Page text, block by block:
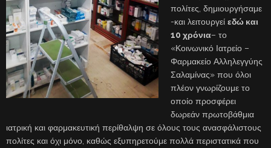
πολίτες, δημιουργήσαμε
-και λειτουργεί εδώ και
10 χρόνια– το
«Κοινωνικό Ιατρείο –
Φαρμακείο Αλληλεγγύης
Σαλαμίνας» που όλοι
πλέον γνωρίζουμε το
οποίο προσφέρει
δωρεάν πρωτοβάθμια
ιατρική και φαρμακευτική περίθαλψη σε όλους τους ανασφάλιστους
πολίτες και όχι μόνο, καθώς εξυπηρετούμε πολλά περιστατικά που